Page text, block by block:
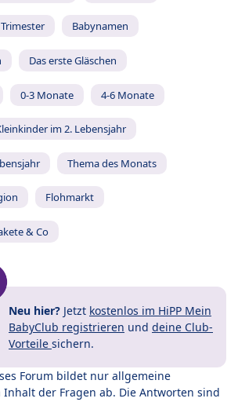
Babynamen
Das erste Gläschen
0-3 Monate 4-6 Monate
im 2. Lebensjahr
Thema des Monats
Flohmarkt
& Co
Neu hier? Jetzt kostenlos im HiPP Mein
BabyClub registrieren und deine Club-
Vorteile sichern.
Forum bildet nur allgemeine
der Fragen ab. Die Antworten sind